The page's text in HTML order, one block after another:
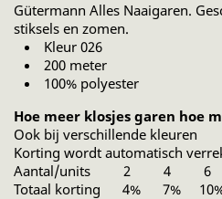
Gütermann Alles Naaigaren.
stiksels en zomen.
Kleur 026
200 meter
100% polyester
Hoe meer klosjes garen hoe
Ook bij verschillende kleuren
Korting wordt automatisch
Aantal/units 2 4
Totaal korting 4% 7%